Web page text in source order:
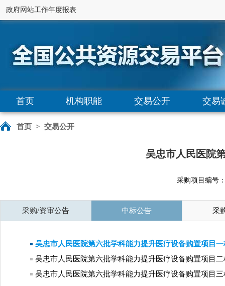
政府网站工作年度报表
首页 机构职能 交易公开 交易
首页 > 交易公开
吴忠市人民医院
采购项目编号
采购/资审公告 中标公告 采
吴忠市人民医院第六批学科能力提升医疗设备购置项目
吴忠市人民医院第六批学科能力提升医疗设备购置项目
吴忠市人民医院第六批学科能力提升医疗设备购置项目